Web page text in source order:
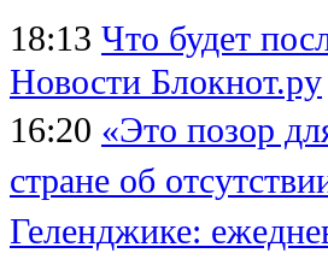
18:13 Что будет
Новости Блокнот.ру
16:20 «Это позор
стране об
Геленджике: